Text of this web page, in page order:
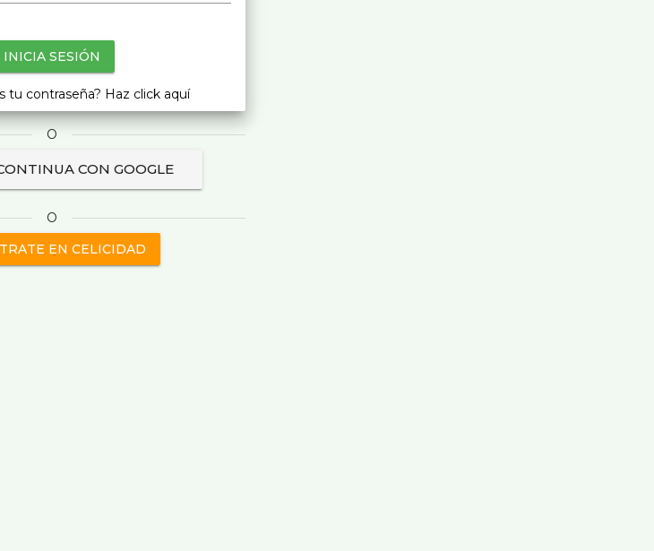
INICIA SESIÓN
tu contraseña? Haz click aquí
O
CON GOOGLE
O
EN CELICIDAD